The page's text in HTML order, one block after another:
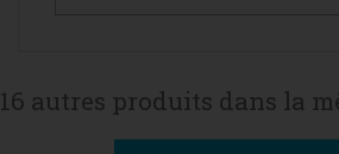
16 autres produits dans la